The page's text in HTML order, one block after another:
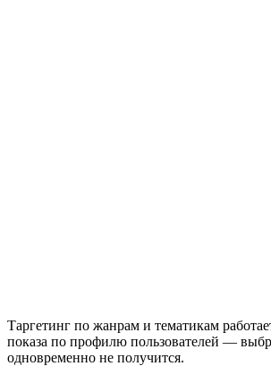
Таргетинг по жанрам и тематикам
показа по профилю пользователей —
одновременно не получится.